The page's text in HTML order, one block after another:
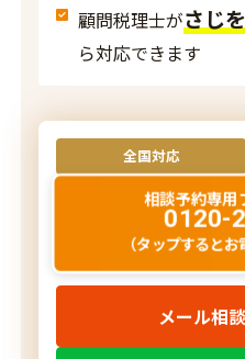
顧問税理士がさじ
ら対応できます
全国対応
相談予約専用
0120-
（タップすると
メール相